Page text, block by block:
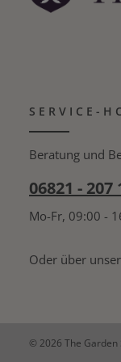
SERVICE-
Beratung und
06821 - 207
Mo-Fr, 09:00 -
Oder über unser
© 2026 The Garden